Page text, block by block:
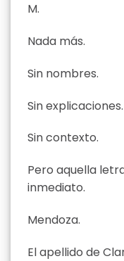
M.
Nada más.
Sin nombres.
Sin explicaciones.
Sin contexto.
Pero aquella
inmediato.
Mendoza.
El apellido de